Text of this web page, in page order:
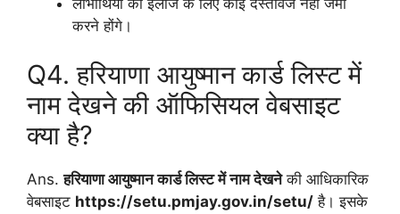
करने होंगे।
Q4. हरियाणा आयुष्मान कार्ड लिस्ट में
नाम देखने की ऑफिसियल वेबसाइट
क्या है?
Ans.हरियाणा आयुष्मान कार्ड लिस्ट में नाम देखनेकी आधिकारिक
वेबसाइट https://setu.pmjay.gov.in/setu/ है। इसके